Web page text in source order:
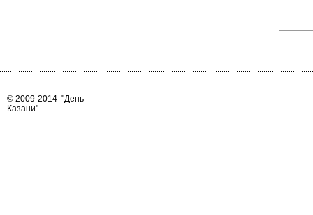
© 2009-2014 "День
Казани".